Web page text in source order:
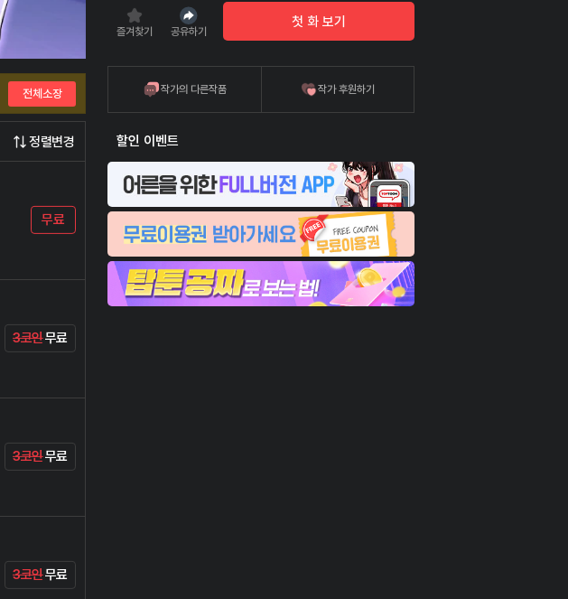
즐겨찾기 공유하기
첫 화 보기
작가의 다른작품 작가 후원하기
할인 이벤트
전체소장
정렬변경
무료
3코인무료
3코인무료
3코인무료